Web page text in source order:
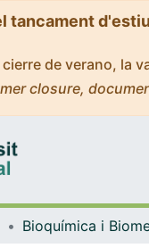
tancament
de verano, la
closure,